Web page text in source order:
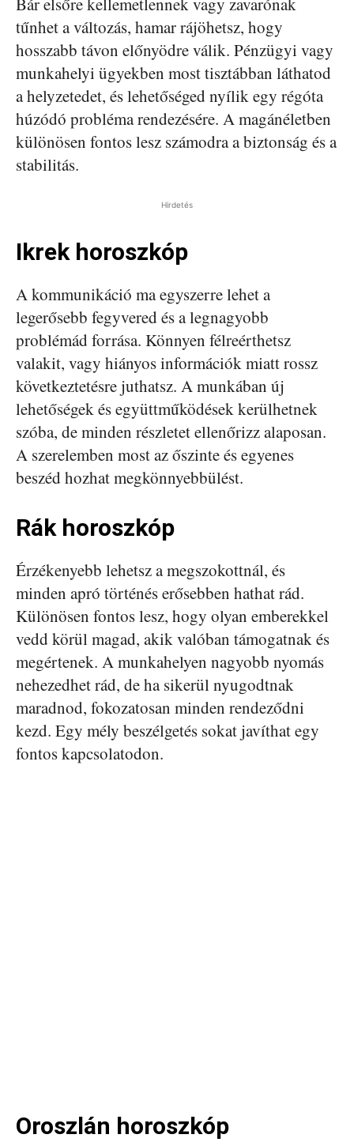
tűnhet a változás, hamar rájöhetsz, hogy
hosszabb távon előnyödre válik. Pénzügyi vagy
munkahelyi ügyekben most tisztábban láthatod
a helyzetedet, és lehetőséged nyílik egy régóta
húzódó probléma rendezésére. A magánéletben
különösen fontos lesz számodra a biztonság és a
stabilitás.
Hirdetés
Ikrek horoszkóp
A kommunikáció ma egyszerre lehet a
legerősebb fegyvered és a legnagyobb
problémád forrása. Könnyen félreérthetsz
valakit, vagy hiányos információk miatt rossz
következtetésre juthatsz. A munkában új
lehetőségek és együttműködések kerülhetnek
szóba, de minden részletet ellenőrizz alaposan.
A szerelemben most az őszinte és egyenes
beszéd hozhat megkönnyebbülést.
Rák horoszkóp
Érzékenyebb lehetsz a megszokottnál, és
minden apró történés erősebben hathat rád.
Különösen fontos lesz, hogy olyan emberekkel
vedd körül magad, akik valóban támogatnak és
megértenek. A munkahelyen nagyobb nyomás
nehezedhet rád, de ha sikerül nyugodtnak
maradnod, fokozatosan minden rendeződni
kezd. Egy mély beszélgetés sokat javíthat egy
fontos kapcsolatodon.
Oroszlán horoszkóp